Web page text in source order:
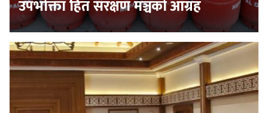
उपभोक्ता हित संरक्षण मञ्चको आग्रह